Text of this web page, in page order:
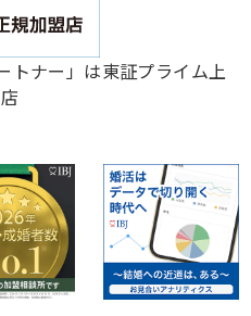
トナー」は東証プライム上